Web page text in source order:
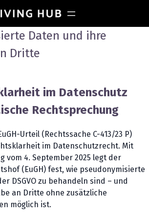
Daten und ihre
Dritte
im Datenschutz
Rechtsprechung
Urteil (Rechtssache C-413/23 P)
im Datenschutzrecht. Mit
vom 4. September 2025 legt der
(EuGH) fest, wie pseudonymisierte
DSGVO zu behandeln sind – und
an Dritte ohne zusätzliche
möglich ist.